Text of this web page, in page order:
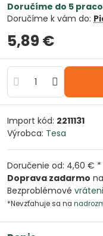
Doručíme do 5
Doručíme k vám do:
5,89 €
Import kód: 2211131
Výrobca: Tesa
Doručenie od: 4,60 € *
Doprava zadarmo
Bezproblémové
*Nevzťahuje sa na